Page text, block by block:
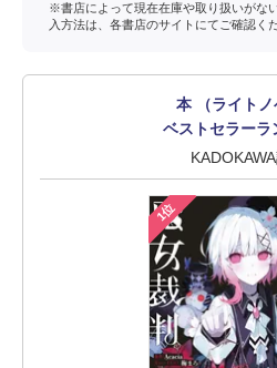
※書店によって現在在庫や取り扱いがな
入方法は、各書店のサイトにてご確認く
本 （ライトノ
ベストセラーラ
1位